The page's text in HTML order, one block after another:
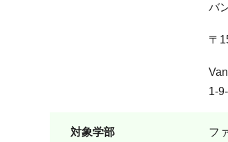
バ
〒
1-
対象学部 フ